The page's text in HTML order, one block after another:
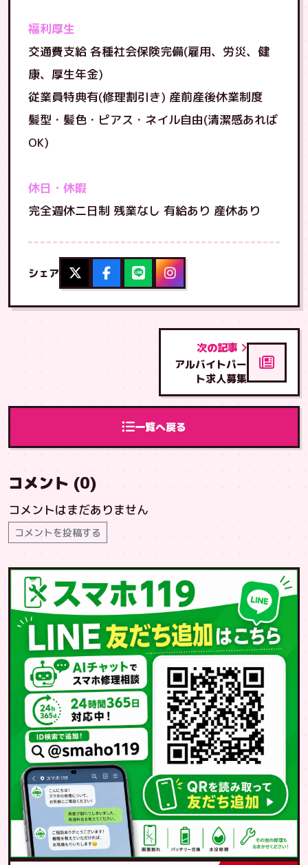
福利厚生
交通費支給 各種社会保険完備(雇用、労災、健
康、厚生年金)
従業員特典有(修理割引き) 産前産後休業制度
髪型・髪色・ピアス・ネイル自由(清潔感あれば
OK)
休日・休暇
完全週休二日制 残業なし 有給あり 産休あり
シェア
一覧へ戻る
次の記事
アルバイトパー
ト求人募集
コメント (0)
コメントはまだありません
コメントを投稿する